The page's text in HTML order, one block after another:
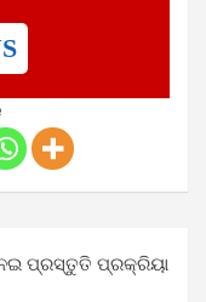
ପ୍ରସ୍ତୁତି ପ୍ରକ୍ରିୟା